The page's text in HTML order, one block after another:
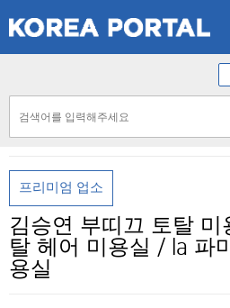
프리미엄 업소
김승연 부띠끄 토탈
탈 헤어 미용실 / la 파
용실